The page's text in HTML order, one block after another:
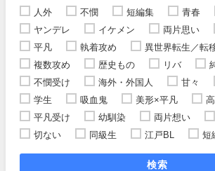
人外
不憫 短編集 青春
ヤンデレ
イケメン 両片思い
平凡
執着攻め
異世界転生／転
複数攻め
歴史もの リバ
不憫受け
海外・外国人 甘々
学生
吸血鬼 美形×平凡
平凡受け
幼馴染 両片想い
切ない
同級生 江戸BL 短
検索